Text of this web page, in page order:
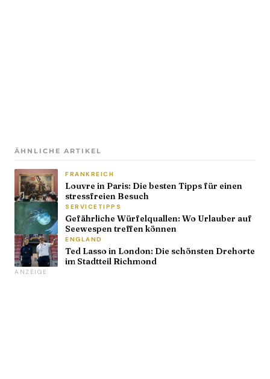
ÄHNLICHE ARTIKEL
FRANKREICH
Louvre in Paris: Die besten Tipps für einen
stressfreien Besuch
SERVICETIPPS
Gefährliche Würfelquallen: Wo Urlauber auf
Seewespen treffen können
ENGLAND
Ted Lasso in London: Die schönsten Drehorte
im Stadtteil Richmond
ANZEIGE